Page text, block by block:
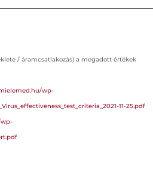
/ áramcsatlakozás) a megadott értékek
wp-
11-25.pdf